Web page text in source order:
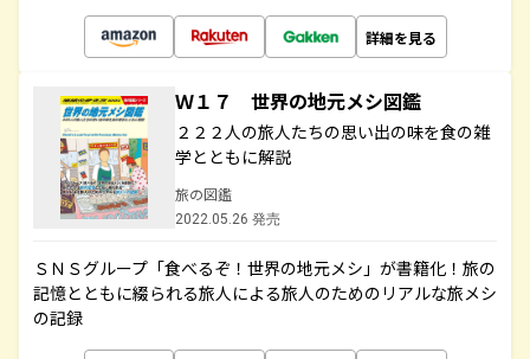
詳細を見る
Ｗ１７ 世界の地元メシ図鑑
２２２人の旅人たちの思い出の味を食の雑
学とともに解説
旅の図鑑
2022.05.26 発売
ＳＮＳグループ「食べるぞ！世界の地元メシ」が書籍化！旅の
記憶とともに綴られる旅人による旅人のためのリアルな旅メシ
の記録